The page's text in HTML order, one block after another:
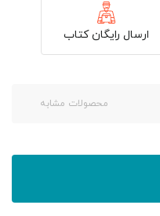
ارسال رایگان کتاب
محصولات مشابه